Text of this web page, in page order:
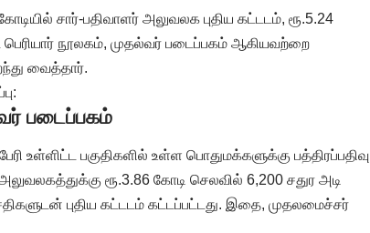
சார்-பதிவாளர் அலுவலக புதிய கட்டடம், ரூ.5.24
பெரியார் நூலகம், முதல்வர் படைப்பகம் ஆகியவற்றை
வைத்தார்.
படைப்பகம்
உள்ளிட்ட பகுதிகளில் உள்ள பொதுமக்களுக்கு பத்திரப்பதிவு
ரூ.3.86 கோடி செலவில் 6,200 சதுர அடி
புதிய கட்டடம் கட்டப்பட்டது. இதை, முதலமைச்சர்